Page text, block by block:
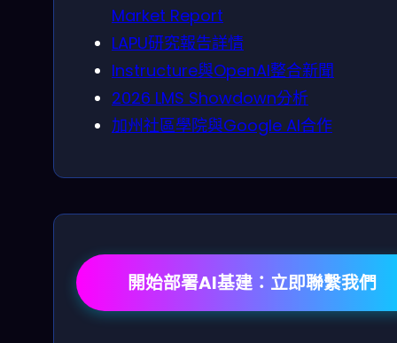
Market Report
LAPU研究報告詳情
Instructure與OpenAI整合新聞
2026 LMS Showdown分析
加州社區學院與Google AI合作
開始部署AI基建：立即聯繫我們